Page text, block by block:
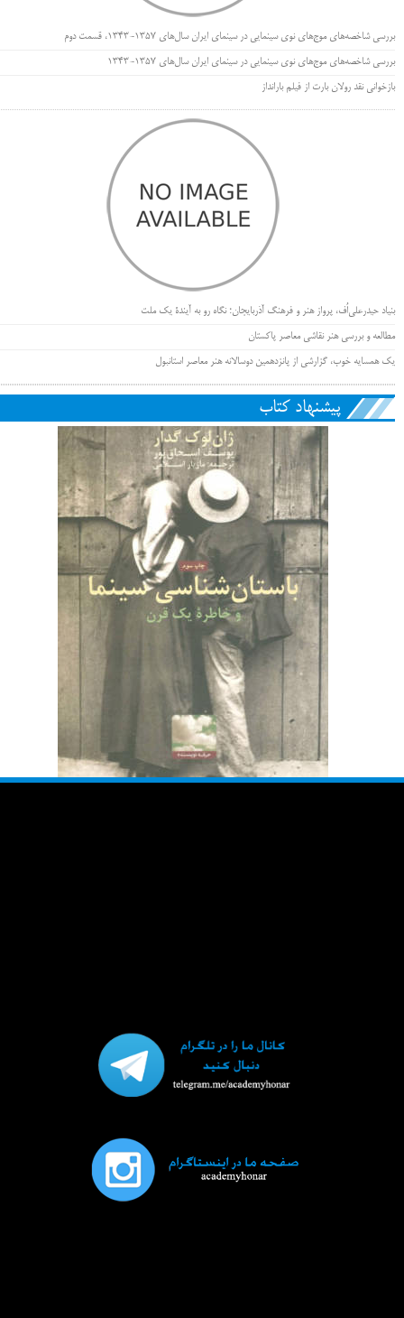
بررسی شاخصه‌های موج‌های نوی سینمایی در سینمای ایران سال‌های 1357-1343، قسمت دوم
بررسی شاخصه‌های موج‌های نوی سینمایی در سینمای ایران سال‌های 1357-1343
بازخوانی نقد رولان بارت از فیلم بارانداز
بنیاد حیدرعلی‌اُف، پرواز هنر و فرهنگ آذربایجان؛ نگاه رو به آیندۀ یک ملت
مطالعه و بررسی هنر نقاشی معاصر پاکستان
یک همسایه خوب، گزارشی از پانزدهمین دوسالانه هنر معاصر استانبول
پیشنهاد کتاب